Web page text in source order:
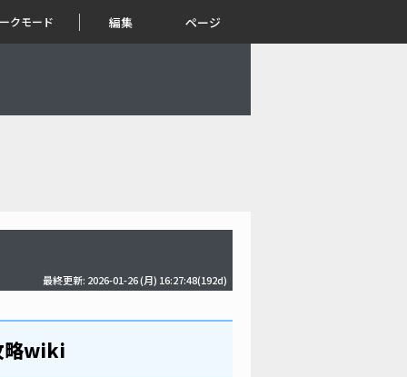
クモード 編集 ページ
最終更新: 2026-01-26 (月) 16:27:48(192d)
略wiki